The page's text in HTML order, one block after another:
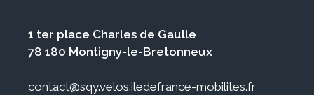
1 ter place Charles de Gaulle
78 180 Montigny-le-Bretonneux
contact@sqy.velos.iledefrance-mobilites.fr